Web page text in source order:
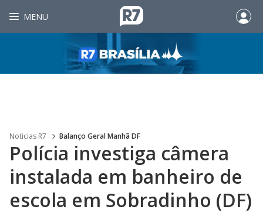
MENU
Noticias R7 Balanço Geral Manhã DF
Polícia investiga câmera
instalada em banheiro de
escola em Sobradinho (DF)